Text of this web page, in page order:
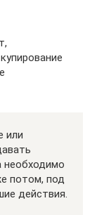
или
необходимо
потом, под
действия.